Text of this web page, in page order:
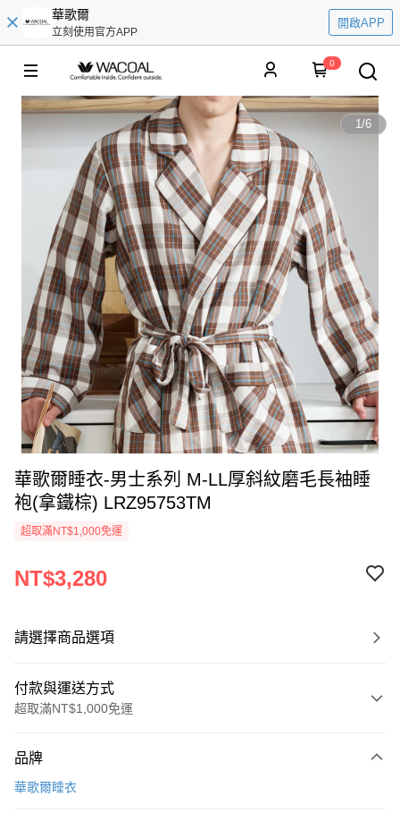
華歌爾
立刻使用官方APP
開啟APP
0
1/6
華歌爾睡衣-男士系列 M-LL厚斜紋磨毛長袖睡
袍(拿鐵棕) LRZ95753TM
超取滿NT$1,000免運
NT$3,280
請選擇商品選項
付款與運送方式
超取滿NT$1,000免運
信用卡一次付款
品牌
華歌爾睡衣